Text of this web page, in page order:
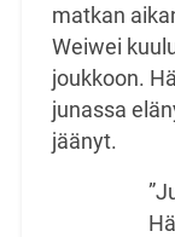
matkan
Weiwei
joukkoon.
junassa
jäänyt.